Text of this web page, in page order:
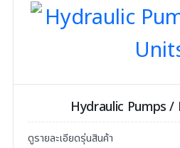
Hydraulic Pumps
ดูรายละเอียดรุ่นสินค้า